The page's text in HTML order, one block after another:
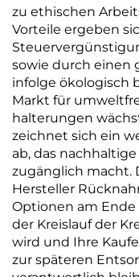
zu ethischen
Vorteile ergeben
sowie durch einen
infolge ökologisch
Markt für
halterungen
zeichnet sich ein
ab, das
zugänglich macht.
Hersteller
Optionen am Ende
der Kreislauf der
wird und Ihre
zur späteren